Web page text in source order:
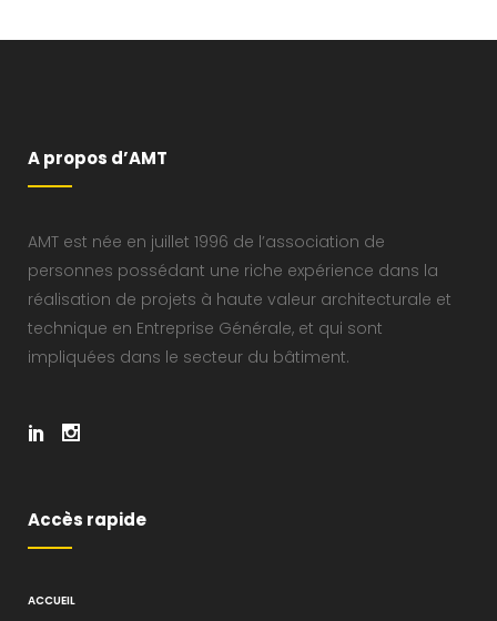
A propos d’AMT
AMT est née en juillet 1996 de l’association de
personnes possédant une riche expérience dans la
réalisation de projets à haute valeur architecturale et
technique en Entreprise Générale, et qui sont
impliquées dans le secteur du bâtiment.
Accès rapide
ACCUEIL